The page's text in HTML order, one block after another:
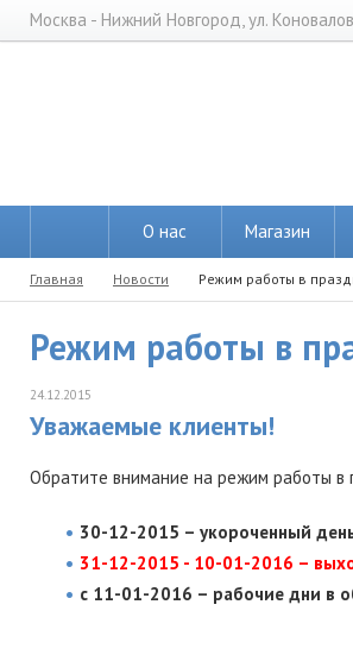
Москва - Нижний Новгород, ул.
О нас Магазин
Главная Новости Режим работы в
Режим работы в
24.12.2015
Уважаемые клиенты!
Обратите внимание на режим работы в
30-12-2015 – укороченный
31-12-2015 - 10-01-2016 –
с 11-01-2016 – рабочие дни в